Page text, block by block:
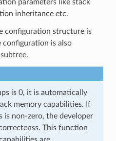
parameters like stack
inheritance etc.
configuration structure is
configuration is also
is 0, it is automatically
memory capabilities. If
is non-zero, the developer
This function